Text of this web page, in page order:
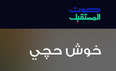
خوش حچي